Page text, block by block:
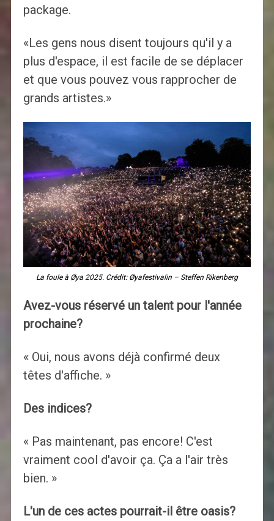
package.
«Les gens nous disent toujours qu'il y a
plus d'espace, il est facile de se déplacer
et que vous pouvez vous rapprocher de
grands artistes.»
La foule à Øya 2025. Crédit: Øyafestivalin – Steffen Rikenberg
Avez-vous réservé un talent pour l'année
prochaine?
« Oui, nous avons déjà confirmé deux
têtes d'affiche. »
Des indices?
« Pas maintenant, pas encore! C'est
vraiment cool d'avoir ça. Ça a l'air très
bien. »
L'un de ces actes pourrait-il être oasis?